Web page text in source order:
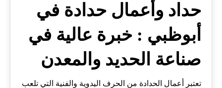
حداد وأعمال حدادة في
أبوظبي : خبرة عالية في
صناعة الحديد والمعدن
تعتبر أعمال الحدادة من الحرف اليدوية والفنية التي تلعب